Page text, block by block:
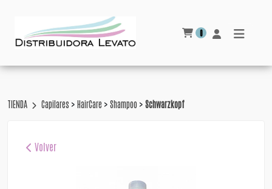
0
TIENDA Capilares > HairCare > Shampoo > Schwarzkopf
Volver